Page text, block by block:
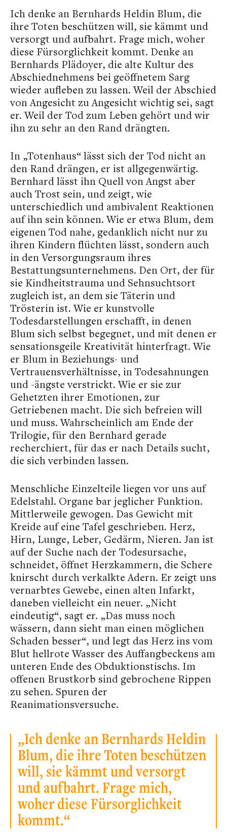
Ich denke an Bernhards Heldin Blum, die
ihre Toten beschützen will, sie kämmt und
versorgt und aufbahrt. Frage mich, woher
diese Fürsorglichkeit kommt. Denke an
Bernhards Plädoyer, die alte Kultur des
Abschiednehmens bei geöffnetem Sarg
wieder aufleben zu lassen. Weil der Abschied
von Angesicht zu Angesicht wichtig sei, sagt
er. Weil der Tod zum Leben gehört und wir
ihn zu sehr an den Rand drängten.
In „Totenhaus“ lässt sich der Tod nicht an
den Rand drängen, er ist allgegenwärtig.
Bernhard lässt ihn Quell von Angst aber
auch Trost sein, und zeigt, wie
unterschiedlich und ambivalent Reaktionen
auf ihn sein können. Wie er etwa Blum, dem
eigenen Tod nahe, gedanklich nicht nur zu
ihren Kindern flüchten lässt, sondern auch
in den Versorgungsraum ihres
Bestattungsunternehmens. Den Ort, der für
sie Kindheitstrauma und Sehnsuchtsort
zugleich ist, an dem sie Täterin und
Trösterin ist. Wie er kunstvolle
Todesdarstellungen erschafft, in denen
Blum sich selbst begegnet, und mit denen er
sensationsgeile Kreativität hinterfragt. Wie
er Blum in Beziehungs- und
Vertrauensverhältnisse, in Todesahnungen
und -ängste verstrickt. Wie er sie zur
Gehetzten ihrer Emotionen, zur
Getriebenen macht. Die sich befreien will
und muss. Wahrscheinlich am Ende der
Trilogie, für den Bernhard gerade
recherchiert, für das er nach Details sucht,
die sich verbinden lassen.
Menschliche Einzelteile liegen vor uns auf
Edelstahl. Organe bar jeglicher Funktion.
Mittlerweile gewogen. Das Gewicht mit
Kreide auf eine Tafel geschrieben. Herz,
Hirn, Lunge, Leber, Gedärm, Nieren. Jan ist
auf der Suche nach der Todesursache,
schneidet, öffnet Herzkammern, die Schere
knirscht durch verkalkte Adern. Er zeigt uns
vernarbtes Gewebe, einen alten Infarkt,
daneben vielleicht ein neuer. „Nicht
eindeutig“, sagt er. „Das muss noch
wässern, dann sieht man einen möglichen
Schaden besser“, und legt das Herz ins vom
Blut hellrote Wasser des Auffangbeckens am
unteren Ende des Obduktionstischs. Im
offenen Brustkorb sind gebrochene Rippen
zu sehen. Spuren der
Reanimationsversuche.
„Ich denke an Bernhards Heldin
Blum, die ihre Toten beschützen
will, sie kämmt und versorgt
und aufbahrt. Frage mich,
woher diese Fürsorglichkeit
kommt.“